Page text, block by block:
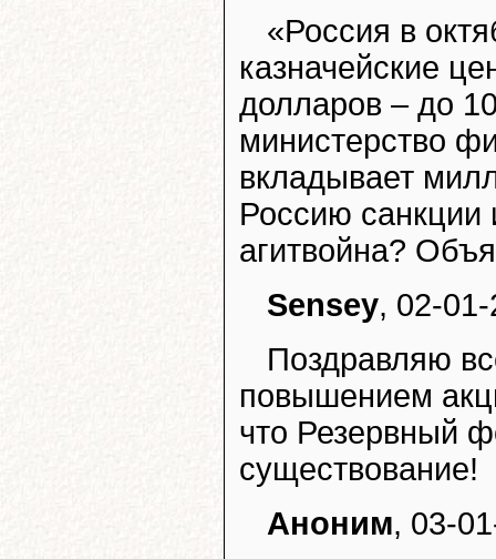
«Россия в
казначейские
долларов – до
министерство
вкладывает
Россию санкции
агитвойна?
Sensey, 02-
Поздравляю
повышением
что Резервный
существование!
Аноним, 03-